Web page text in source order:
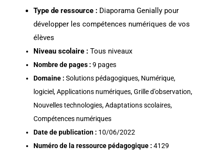
Type de ressource :Diaporama Genially pour
développer les compétences numériques de vos
élèves
Niveau scolaire :Tous niveaux
Nombre de pages : 9 pages
Domaine : Solutions pédagogiques, Numérique,
logiciel, Applications numériques, Grille d’observation,
Nouvelles technologies, Adaptations scolaires,
Compétences numériques
Date de publication : 10/06/2022
Numéro de la ressource pédagogique : 4129